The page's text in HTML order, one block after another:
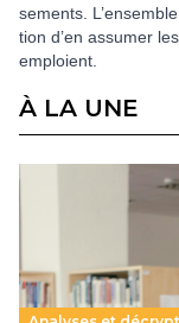
se­ments.
tion d’en assu­mer
emploient.
À LA UNE